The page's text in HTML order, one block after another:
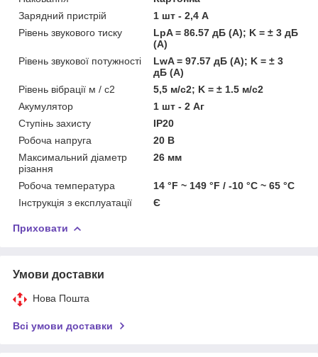
Зарядний пристрій
1 шт - 2,4 А
Рівень звукового тиску
LpA = 86.57 дБ (А); K = ± 3 дБ
(А)
Рівень звукової потужності
LwA = 97.57 дБ (А); K = ± 3
дБ (А)
Рівень вібрації м / с2
5,5 м/с2; K = ± 1.5 м/с2
Акумулятор
1 шт - 2 Аг
Ступінь захисту
IP20
Робоча напруга
20 В
Максимальний діаметр
різання
26 мм
Робоча температура
14 °F ~ 149 °F / -10 °C ~ 65 °C
Інструкція з експлуатації
Є
Приховати
Умови доставки
Нова Пошта
Всі умови доставки